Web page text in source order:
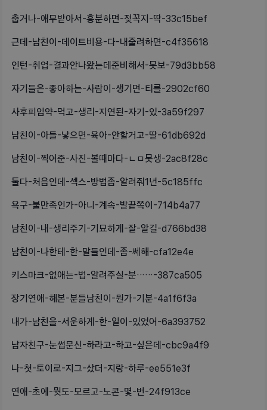
춥거나-애무받아서-흥분하면-젖꼭지-딱-33c15bef
근데-남친이-데이트비용-다-내줄려하면-c4f35618
인턴-취업-결과안나왔는데준비해서-못보-79d3bb58
자기들은-좋아하는-사람이-생기면-티를-2902cf60
사후피임약-먹고-생리-지연된-자기-있-3a59f297
남친이-아들-낳으면-육아-안할거고-딸-61db692d
남친이-찍어준-사진-볼때마다-ㄴㅁ못생-2ac8f28c
둘다-처음인데-섹스-방법좀-알려줘1년-5c185ffc
욕구-불만족인가-아니-계속-발끝쪽이-714b4a77
남친이-내-생리주기-기묘하게-잘-알길-d766bd38
남친이-나한테-한-말들인데-좀-쎄해-cfa12e4e
키스마크-없애는-법-알려주실-분……-387ca505
장기연애-해본-분들남친이-뭔가-기분-4a1f6f3a
내가-남친을-서운하게-한-일이-있었어-6a393752
남자친구-눈썹문신-하라고-하고-싶은데-cbc9a4f9
나-첫-토이로-지그-샀더-지랑-하루-ee551e3f
연애-초에-뭣도-모르고-노콘-몇-번-24f913ce